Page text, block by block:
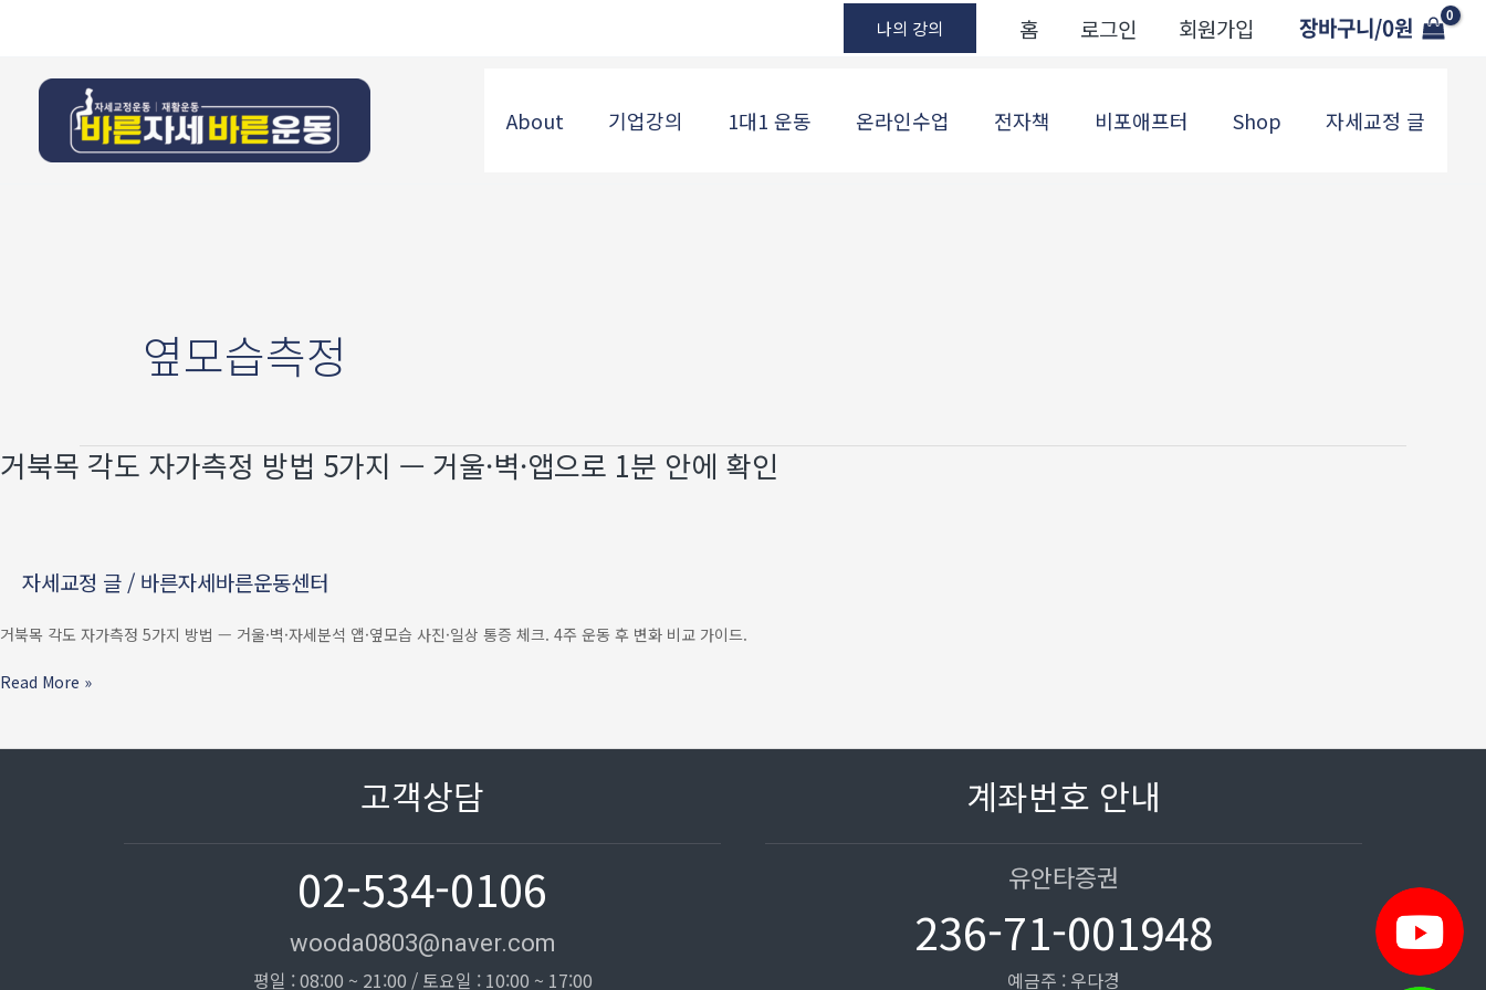
나의 강의 홈 로그인 회원가입 장바구니/0원
About 기업강의 1대1 운동 온라인수업 전자책 비포애프터 Shop 자세교정 글
옆모습측정
거북목 각도 자가측정 방법 5가지 — 거울·벽·앱으로 1분 안에 확인
자세교정 글 / 바른자세바른운동센터
거북목 각도 자가측정 5가지 방법 — 거울·벽·자세분석 앱·옆모습 사진·일상 통증 체크. 4주 운동 후 변화 비교 가이드.
거북목
각도
·
·
안에
Read More »
고객상담
02-534-0106
wooda0803@naver.com
평일 : 08:00 ~ 21:00 / 토요일 : 10:00 ~ 17:00
계좌번호 안내
유안타증권
236-71-001948
예금주 : 우다경